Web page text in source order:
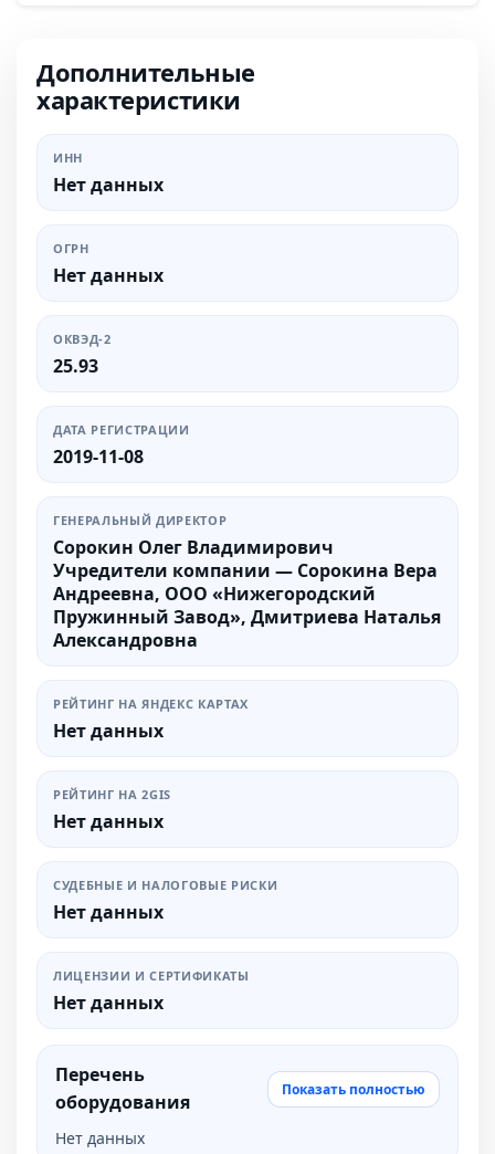
Дополнительные
характеристики
ИНН
Нет данных
ОГРН
Нет данных
ОКВЭД-2
25.93
ДАТА РЕГИСТРАЦИИ
2019-11-08
ГЕНЕРАЛЬНЫЙ ДИРЕКТОР
Сорокин Олег Владимирович
Учредители компании — Сорокина Вера
Андреевна, ООО «Нижегородский
Пружинный Завод», Дмитриева Наталья
Александровна
РЕЙТИНГ НА ЯНДЕКС КАРТАХ
Нет данных
РЕЙТИНГ НА 2GIS
Нет данных
СУДЕБНЫЕ И НАЛОГОВЫЕ РИСКИ
Нет данных
ЛИЦЕНЗИИ И СЕРТИФИКАТЫ
Нет данных
Перечень
оборудования
Показать полностью
Нет данных